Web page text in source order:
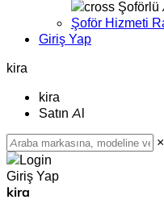
Şoförlü
Şoför Hizmeti
Giriş Yap
kira
kira
Satın Al
×
Giriş Yap
kira